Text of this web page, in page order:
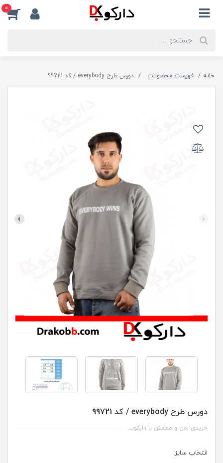
0
خانه فهرست محصولات دورس طرح everybody / کد 99721
دورس طرح everybody / کد 99721
خریدی امن و مطمئن با دارکوبــ
انتخاب سایز: